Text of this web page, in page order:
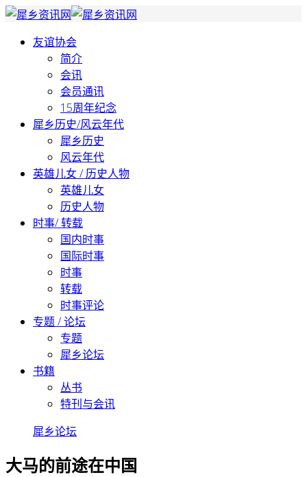
友谊协会
简介
会讯
会员通讯
15周年纪念
犀乡历史/风云年代
犀乡历史
风云年代
英雄儿女 / 历史人物
英雄儿女
历史人物
时事/ 转载
国内时事
国际时事
时事
转载
时事评论
专题 / 论坛
专题
犀乡论坛
书籍
丛书
特刊与会讯
犀乡论坛
大马的前途在中国